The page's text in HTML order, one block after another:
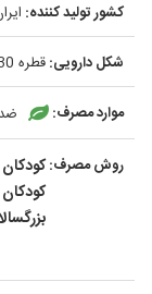
کشور تولید کننده:
شکل دارویی:قطره 30 میلی لیتری
موارد مصرف:
روش مصرف:کودکان 1 تا 6 سال:
کودکان 6 تا 12 سال: